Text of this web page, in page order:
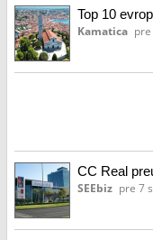
Top 10
Kamatica
CC Real
SEEbiz pre 7